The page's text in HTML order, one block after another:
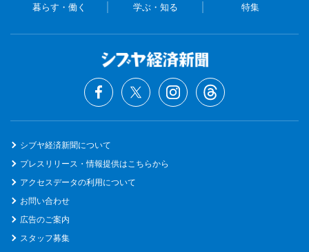
暮らす・働く 学ぶ・知る 特集
シブヤ経済新聞について
プレスリリース・情報提供はこちらから
アクセスデータの利用について
お問い合わせ
広告のご案内
スタッフ募集